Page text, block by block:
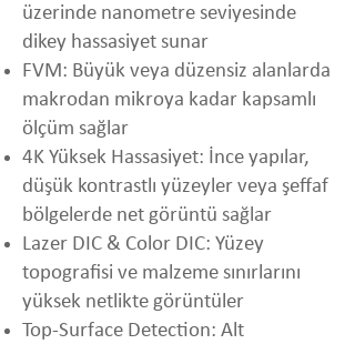
üzerinde nanometre seviyesinde
dikey hassasiyet sunar
FVM: Büyük veya düzensiz alanlarda
makrodan mikroya kadar kapsamlı
ölçüm sağlar
4K Yüksek Hassasiyet: İnce yapılar,
düşük kontrastlı yüzeyler veya şeffaf
bölgelerde net görüntü sağlar
Lazer DIC & Color DIC: Yüzey
topografisi ve malzeme sınırlarını
yüksek netlikte görüntüler
Top-Surface Detection: Alt